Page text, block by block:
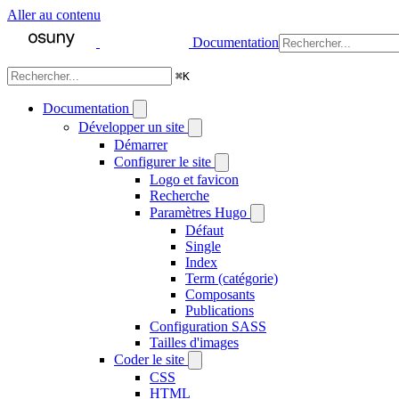
Aller au contenu
Documentation
⌘K
Documentation
Développer un site
Démarrer
Configurer le site
Logo et favicon
Recherche
Paramètres Hugo
Défaut
Single
Index
Term (catégorie)
Composants
Publications
Configuration SASS
Tailles d'images
Coder le site
CSS
HTML